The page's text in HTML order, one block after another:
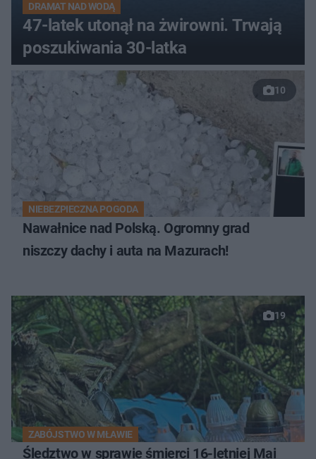
DRAMAT NAD WODĄ
47-latek utonął na żwirowni. Trwają
poszukiwania 30-latka
10
NIEBEZPIECZNA POGODA
Nawałnice nad Polską. Ogromny grad
niszczy dachy i auta na Mazurach!
19
ZABÓJSTWO W MŁAWIE
Śledztwo w sprawie śmierci 16-letniej Mai